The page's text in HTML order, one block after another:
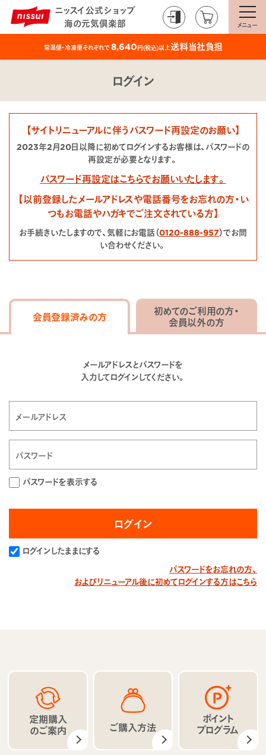
ニッスイ公式ショップ
海の元気倶楽部
メニュー
常温便・冷凍便それぞれで8,640円(税込)以上送料当社負担
ログイン
【サイトリニューアルに伴うパスワード再設定のお願い】
2023年2月20日以降に初めてログインするお客様は、パスワードの
再設定が必要となります。
パスワード再設定はこちらでお願いいたします。
【以前登録したメールアドレスや電話番号をお忘れの方・い
つもお電話やハガキでご注文されている方】
お手続きいたしますので、気軽にお電話（0120-888-957）でお問
い合わせください。
会員登録済みの方 初めてのご利用の方・
会員以外の方
メールアドレスとパスワードを
入力してログインしてください。
パスワードを表示する
ログインしたままにする
パスワードをお忘れの方、
およびリニューアル後に初めてログインする方はこちら
定期購入
のご案内 ご購入方法
ポイント
プログラム